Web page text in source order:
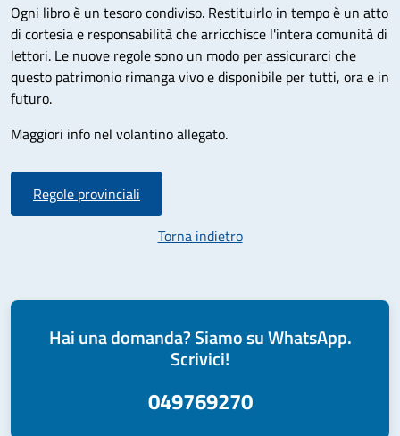
Ogni libro è un tesoro condiviso. Restituirlo in tempo è un atto
di cortesia e responsabilità che arricchisce l'intera comunità di
lettori. Le nuove regole sono un modo per assicurarci che
questo patrimonio rimanga vivo e disponibile per tutti, ora e in
futuro.
Maggiori info nel volantino allegato.
Regole provinciali
Torna indietro
Hai una domanda? Siamo su WhatsApp.
Scrivici!
049769270